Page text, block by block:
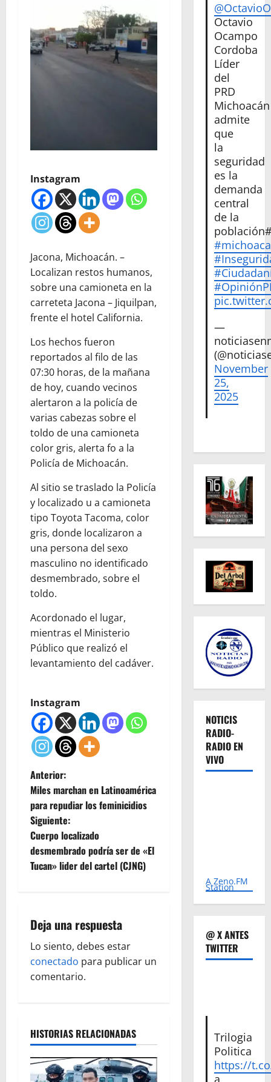
Instagram
Jacona, Michoacán. –
Localizan restos humanos,
sobre una camioneta en la
carreteta Jacona – Jiquilpan,
frente el hotel California.
Los hechos fueron
reportados al filo de las
07:30 horas, de la mañana
de hoy, cuando vecinos
alertaron a la policía de
varias cabezas sobre el
toldo de una camioneta
color gris, alerta fo a la
Policía de Michoacán.
Al sitio se traslado la Policía
y localizado u a camioneta
tipo Toyota Tacoma, color
gris, donde localizaron a
una persona del sexo
masculino no identificado
desmembrado, sobre el
toldo.
Acordonado el lugar,
mientras el Ministerio
Público que realizó el
levantamiento del cadáver.
Instagram
N
a
v
e
c
i
ó
d
e
Anterior:
Miles marchan en Latinoamérica
para repudiar los feminicidios
Siguiente:
Cuerpo localizado
desmembrado podría ser de «El
Tucan» lider del cartel (CJNG)
Deja una respuesta
Lo siento, debes estar
conectado para publicar un
comentario.
HISTORIAS RELACIONADAS
Octavio
Ocampo
Cordoba
Líder
del
PRD
Michoacán
admite
que
la
seguridad
es la
demanda
central
de la
—
November
25,
2025
NOTICIS
RADIO-
RADIO EN
VIVO
A Zeno.FM
Station
@ X ANTES
TWITTER
Trilogia
Politica
https://